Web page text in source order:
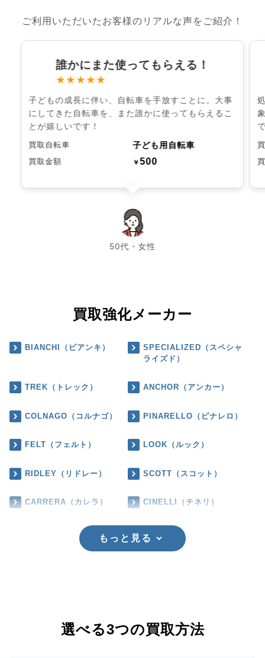
ご利用いただいたお客様のリアルな声をご紹介！
誰かにまた使ってもらえる！
★★★★★
子どもの成長に伴い、自転車を手放すことに。大事
にしてきた自転車を、また誰かに使ってもらえるこ
とが嬉しいです！
買取自転車 子ども用自転車
買取金額 ￥500
50代・女性
chevron_left chevron_right
買取強化メーカー
BIANCHI（ビアンキ）
SPECIALIZED（スペシャ
ライズド）
TREK（トレック） ANCHOR（アンカー）
COLNAGO（コルナゴ） PINARELLO（ピナレロ）
FELT（フェルト） LOOK（ルック）
RIDLEY（リドレー） SCOTT（スコット）
CARRERA（カレラ） CINELLI（チネリ）
もっと見る
選べる3つの買取方法